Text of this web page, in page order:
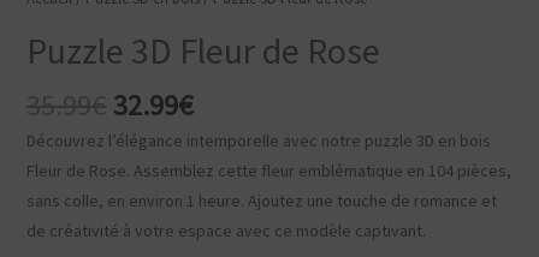
Puzzle 3D Fleur de Rose
Le
prix
initial
était :
35.99€.
32.99€Le
prix
actuel
est :
32.99€.
Découvrez l’élégance intemporelle avec notre puzzle 3D en bois
Fleur de Rose. Assemblez cette fleur emblématique en 104 pièces,
sans colle, en environ 1 heure. Ajoutez une touche de romance et
de créativité à votre espace avec ce modèle captivant.